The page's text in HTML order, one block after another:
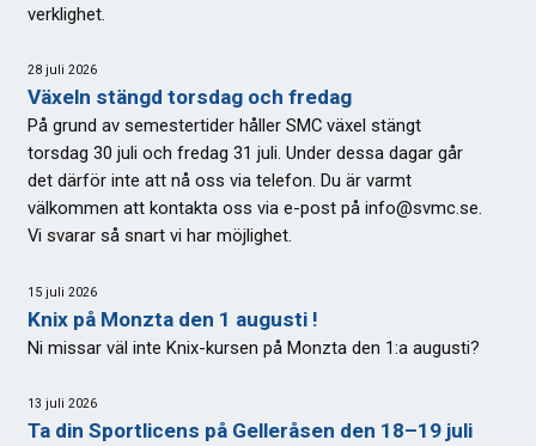
verklighet.
28 juli 2026
Växeln stängd torsdag och fredag
På grund av semestertider håller SMC växel stängt
torsdag 30 juli och fredag 31 juli. Under dessa dagar går
det därför inte att nå oss via telefon. Du är varmt
välkommen att kontakta oss via e-post på info@svmc.se.
Vi svarar så snart vi har möjlighet.
15 juli 2026
Knix på Monzta den 1 augusti !
Ni missar väl inte Knix-kursen på Monzta den 1:a augusti?
13 juli 2026
Ta din Sportlicens på Gelleråsen den 18–19 juli